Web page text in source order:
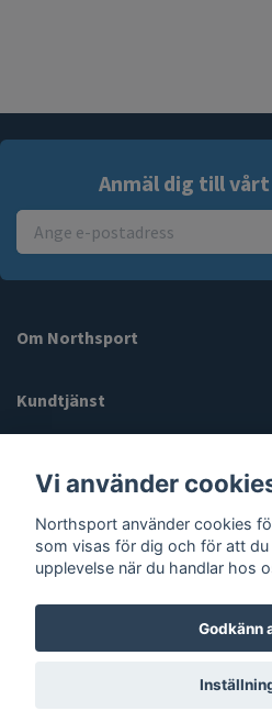
Anmäl dig till
Om Northsport
Kundtjänst
Sociala medier
© 2026
Vi använder
Northsport använder cookies
som visas för dig och för att
upplevelse när du handlar hos
Godkänn